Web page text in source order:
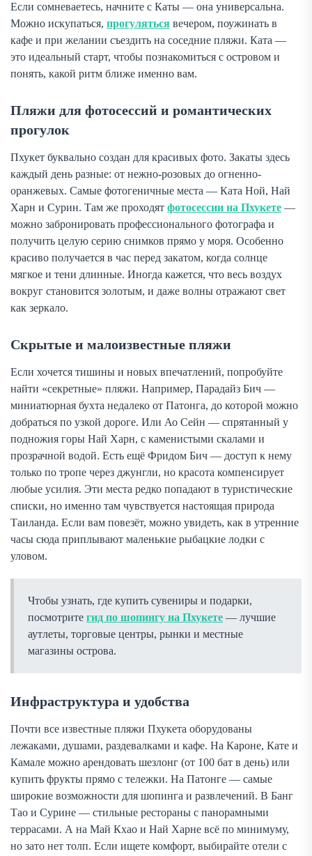
Если сомневаетесь, начните с Каты — она универсальна.
Можно искупаться, прогуляться вечером, поужинать в
кафе и при желании съездить на соседние пляжи. Ката —
это идеальный старт, чтобы познакомиться с островом и
понять, какой ритм ближе именно вам.
Пляжи для фотосессий и романтических
прогулок
Пхукет буквально создан для красивых фото. Закаты здесь
каждый день разные: от нежно-розовых до огненно-
оранжевых. Самые фотогеничные места — Ката Ной, Най
Харн и Сурин. Там же проходят фотосессии на Пхукете —
можно забронировать профессионального фотографа и
получить целую серию снимков прямо у моря. Особенно
красиво получается в час перед закатом, когда солнце
мягкое и тени длинные. Иногда кажется, что весь воздух
вокруг становится золотым, и даже волны отражают свет
как зеркало.
Скрытые и малоизвестные пляжи
Если хочется тишины и новых впечатлений, попробуйте
найти «секретные» пляжи. Например, Парадайз Бич —
миниатюрная бухта недалеко от Патонга, до которой можно
добраться по узкой дороге. Или Ао Сейн — спрятанный у
подножия горы Най Харн, с каменистыми скалами и
прозрачной водой. Есть ещё Фридом Бич — доступ к нему
только по тропе через джунгли, но красота компенсирует
любые усилия. Эти места редко попадают в туристические
списки, но именно там чувствуется настоящая природа
Таиланда. Если вам повезёт, можно увидеть, как в утренние
часы сюда приплывают маленькие рыбацкие лодки с
уловом.
Чтобы узнать, где купить сувениры и подарки,
посмотрите гид по шопингу на Пхукете — лучшие
аутлеты, торговые центры, рынки и местные
магазины острова.
Инфраструктура и удобства
Почти все известные пляжи Пхукета оборудованы
лежаками, душами, раздевалками и кафе. На Кароне, Кате и
Камале можно арендовать шезлонг (от 100 бат в день) или
купить фрукты прямо с тележки. На Патонге — самые
широкие возможности для шопинга и развлечений. В Банг
Тао и Сурине — стильные рестораны с панорамными
террасами. А на Май Кхао и Най Харне всё по минимуму,
но зато нет толп. Если ищете комфорт, выбирайте отели с